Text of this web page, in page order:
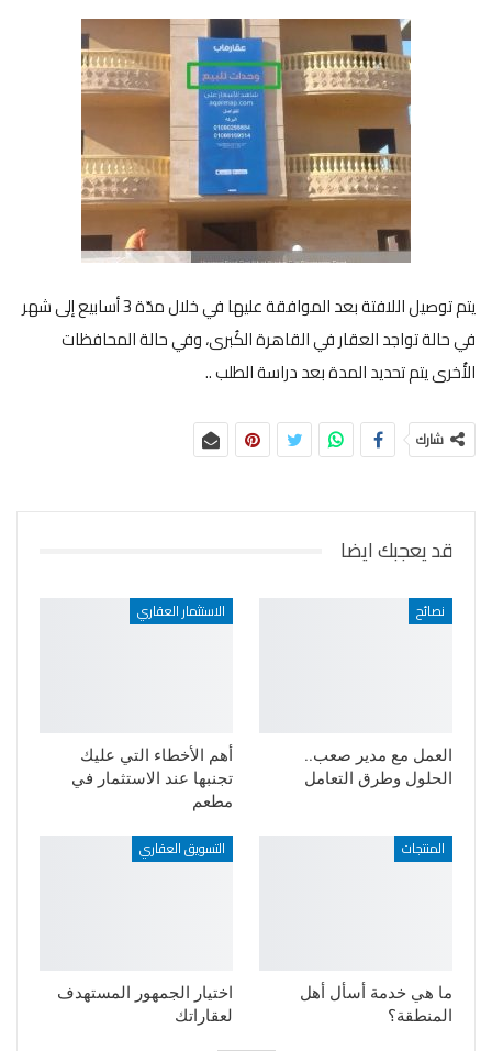
يتم توصيل اللافتة بعد الموافقة عليها في خلال مدّة 3 أسابيع إلى شهر
في حالة تواجد العقار في القاهرة الكُبرى، وفي حالة المحافظات
الأُخرى يتم تحديد المدة بعد دراسة الطلب ..
شارك
قد يعجبك ايضا
نصائح
العمل مع مدير صعب..
الحلول وطرق التعامل
الاستثمار العقاري
أهم الأخطاء التي عليك
تجنبها عند الاستثمار في
مطعم
المنتجات
ما هي خدمة أسأل أهل
المنطقة؟
التسويق العقاري
اختيار الجمهور المستهدف
لعقاراتك